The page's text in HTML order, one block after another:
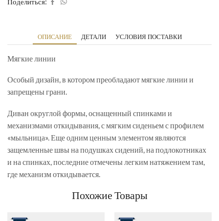
ОПИСАНИЕ ДЕТАЛИ УСЛОВИЯ ПОСТАВКИ
Мягкие линии
Особый дизайн, в котором преобладают мягкие линии и
запрещены грани.
Диван округлой формы, оснащенный спинками и
механизмами откидывания, с мягким сиденьем с профилем
«мыльница». Еще одним ценным элементом являются
защемленные швы на подушках сидений, на подлокотниках
и на спинках, последние отмечены легким натяжением там,
где механизм откидывается.
Похожие Товары